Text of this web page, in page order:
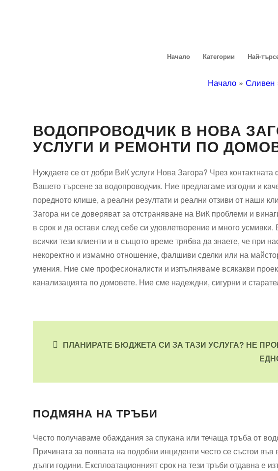
Начало Категории Най-
Начало » Сливен
ВОДОПРОВОДЧИК В НОВА
УСЛУГИ И РЕМОНТИ ПО
Нуждаете се от добри ВиК услуги Нова Загора? Чрез
Вашето търсене за водопроводчик. Ние предлагаме изгодни и
поредното клише, а реални резултати и реални отзиви от наши
Загора ни се доверяват за отстраняване на ВиК проблеми и
в срок и да остави след себе си удовлетворение и много
всички тези клиенти и в същото време трябва да знаете, че при
некоректно и измамно отношение, фалшиви сделки или на
умения. Ние сме професионалисти и изпълняваме всякакви
канализацията по домовете. Ние сме надеждни, сигурни и
ПЛАНИРАТЕ БЮДЖЕТА СИ ЗА ТАЗИ УСЛУГА? НЕ
ПОДМЯНА НА ТРЪБИ
Често получаваме обаждания за спукана или течаща тръба от
Причината за появата на подобни инциденти често се състои
дълги години. Експлоатационният срок на тези тръби отдавна е